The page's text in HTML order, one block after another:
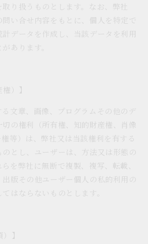
取り扱うものとします。なお、弊社
問い合せ内容をもとに、個人を特定で
計データを作成し、当該データを利用
あります。
）】
る文章、画像、プログラムその他のデ
切の権利（所有権、知的財産権、肖像
等）は、弊社又は当該権利を有する
とし、ユーザーは、方法又は形態の
を弊社に無断で複製、複写、転載、
版その他ユーザー個人の私的利用の
はならないものとします。
】